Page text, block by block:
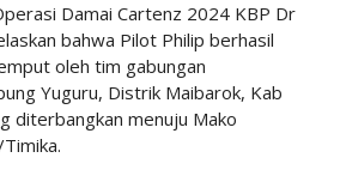
Damai Cartenz 2024 KBP Dr
bahwa Pilot Philip berhasil
oleh tim gabungan
Yuguru, Distrik Maibarok, Kab
diterbangkan menuju Mako